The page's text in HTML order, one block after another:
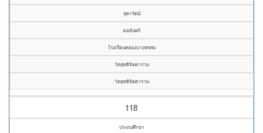
สุดารัตน์
ผลจันทร์
โรงเรียนคลองบางพรหม
วัดสุทธิจิตตาราม
วัดสุทธิจิตตาราม
118
ประถมศึกษา